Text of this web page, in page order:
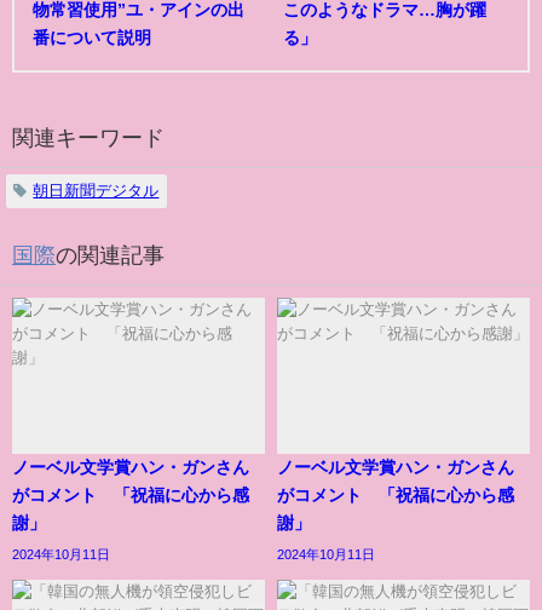
物常習使用”ユ・アインの出
番について説明
このようなドラマ…胸が躍
る」
関連キーワード
朝日新聞デジタル
国際の関連記事
ノーベル文学賞ハン・ガンさん
がコメント 「祝福に心から感
謝」
2024年10月11日
ノーベル文学賞ハン・ガンさん
がコメント 「祝福に心から感
謝」
2024年10月11日